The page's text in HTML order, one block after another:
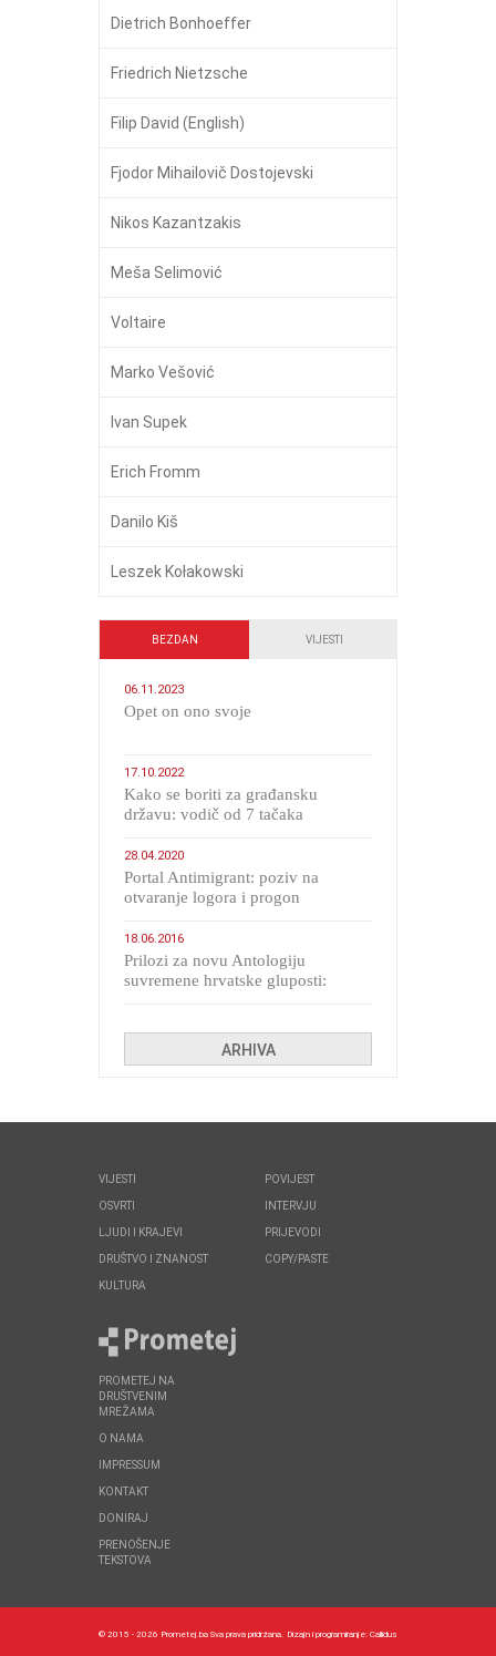
Dietrich Bonhoeffer
Friedrich Nietzsche
Filip David (English)
Fjodor Mihailovič Dostojevski
Nikos Kazantzakis
Meša Selimović
Voltaire
Marko Vešović
Ivan Supek
Erich Fromm
Danilo Kiš
Leszek Kołakowski
BEZDAN VIJESTI
06.11.2023
​Opet on ono svoje
17.10.2022
Kako se boriti za građansku
državu: vodič od 7 tačaka
28.04.2020
Portal Antimigrant: poziv na
otvaranje logora i progon
18.06.2016
Prilozi za novu Antologiju
suvremene hrvatske gluposti:
ARHIVA
VIJESTI
OSVRTI
LJUDI I KRAJEVI
DRUŠTVO I ZNANOST
KULTURA
POVIJEST
INTERVJU
PRIJEVODI
COPY/PASTE
PROMETEJ NA
DRUŠTVENIM
MREŽAMA
O NAMA
IMPRESSUM
KONTAKT
DONIRAJ
PRENOŠENJE
TEKSTOVA
© 2015 - 2026 Prometej.ba Sva prava pridržana. Dizajn i programiranje: Callidus